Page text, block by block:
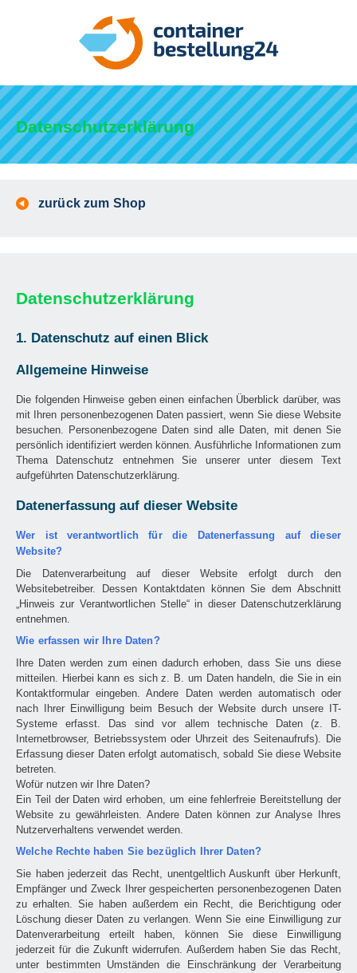
Datenschutzerklärung
zurück zum Shop
Datenschutzerklärung
1. Datenschutz auf einen Blick
Allgemeine Hinweise
Die folgenden Hinweise geben einen einfachen Überblick darüber, was
mit Ihren personenbezogenen Daten passiert, wenn Sie diese Website
besuchen. Personenbezogene Daten sind alle Daten, mit denen Sie
persönlich identifiziert werden können. Ausführliche Informationen zum
Thema Datenschutz entnehmen Sie unserer unter diesem Text
aufgeführten Datenschutzerklärung.
Datenerfassung auf dieser Website
Wer ist verantwortlich für die Datenerfassung auf dieser
Website?
Die Datenverarbeitung auf dieser Website erfolgt durch den
Websitebetreiber. Dessen Kontaktdaten können Sie dem Abschnitt
„Hinweis zur Verantwortlichen Stelle“ in dieser Datenschutzerklärung
entnehmen.
Wie erfassen wir Ihre Daten?
Ihre Daten werden zum einen dadurch erhoben, dass Sie uns diese
mitteilen. Hierbei kann es sich z. B. um Daten handeln, die Sie in ein
Kontaktformular eingeben. Andere Daten werden automatisch oder
nach Ihrer Einwilligung beim Besuch der Website durch unsere IT-
Systeme erfasst. Das sind vor allem technische Daten (z. B.
Internetbrowser, Betriebssystem oder Uhrzeit des Seitenaufrufs). Die
Erfassung dieser Daten erfolgt automatisch, sobald Sie diese Website
betreten.
Wofür nutzen wir Ihre Daten?
Ein Teil der Daten wird erhoben, um eine fehlerfreie Bereitstellung der
Website zu gewährleisten. Andere Daten können zur Analyse Ihres
Nutzerverhaltens verwendet werden.
Welche Rechte haben Sie bezüglich Ihrer Daten?
Sie haben jederzeit das Recht, unentgeltlich Auskunft über Herkunft,
Empfänger und Zweck Ihrer gespeicherten personenbezogenen Daten
zu erhalten. Sie haben außerdem ein Recht, die Berichtigung oder
Löschung dieser Daten zu verlangen. Wenn Sie eine Einwilligung zur
Datenverarbeitung erteilt haben, können Sie diese Einwilligung
jederzeit für die Zukunft widerrufen. Außerdem haben Sie das Recht,
unter bestimmten Umständen die Einschränkung der Verarbeitung